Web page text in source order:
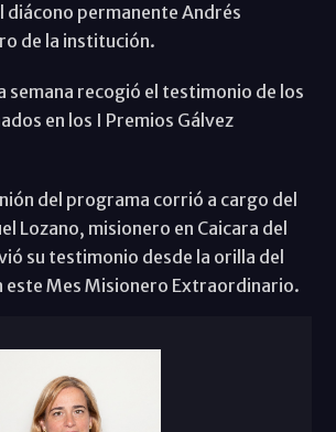
diácono permanente Andrés
de la institución.
semana recogió el testimonio de los
en los I Premios Gálvez
del programa corrió a cargo del
Lozano, misionero en Caicara del
su testimonio desde la orilla del
este Mes Misionero Extraordinario.